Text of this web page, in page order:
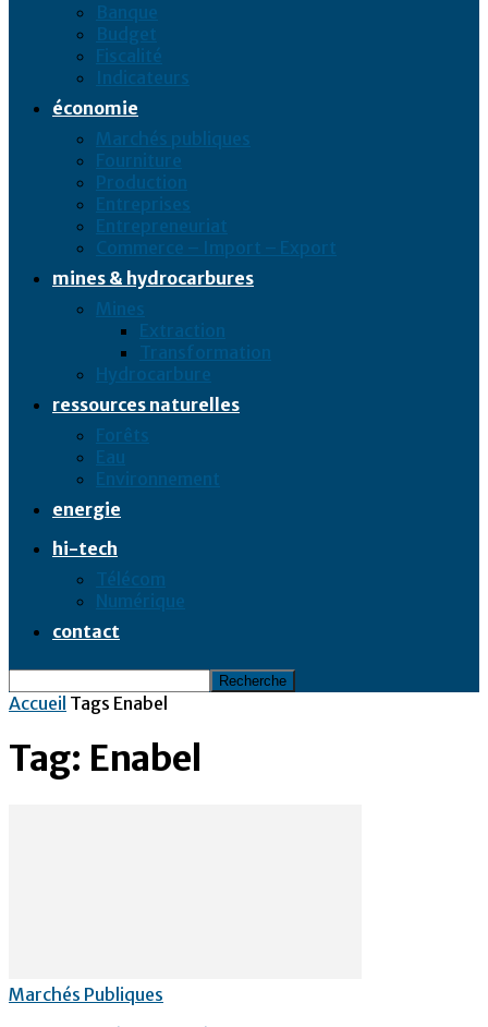
Banque
Budget
Fiscalité
Indicateurs
économie
Marchés publiques
Fourniture
Production
Entreprises
Entrepreneuriat
Commerce – Import – Export
mines & hydrocarbures
Mines
Extraction
Transformation
Hydrocarbure
ressources naturelles
Forêts
Eau
Environnement
energie
hi-tech
Télécom
Numérique
contact
Accueil Tags Enabel
Tag: Enabel
Marchés Publiques